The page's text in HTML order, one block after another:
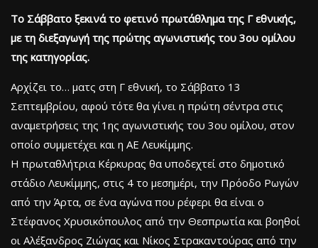
Το Σάββατο ξεκινά το φετινό πρωτάθλημα της Γ εθνικής,
με τη διεξαγωγή της πρώτης αγωνιστικής του 3ου ομίλου
της κατηγορίας.
Αρχίζει το… ματς στη Γ εθνική, το Σάββατο 13
Σεπτεμβρίου, αφού τότε θα γίνει η πρώτη σέντρα στις
αναμετρήσεις της 1ης αγωνιστικής του 3ου ομίλου, στον
οποίο συμμετέχει και η ΑΕ Λευκίμμης.
Η πρωταθλήτρια Κέρκυρας θα υποδεχτεί στο δημοτικό
στάδιο Λευκίμμης, στις 4 το μεσημέρι, την Πρόοδο Ρωγών
από την Άρτα, σε ένα αγώνα που ρέφερι θα είναι ο
Στέφανος Χρυσικόπουλος από την Θεσπρωτία και βοηθοί
οι Αλέξανδρος Ζιώγας και Νίκος Στρακαντούρας από την